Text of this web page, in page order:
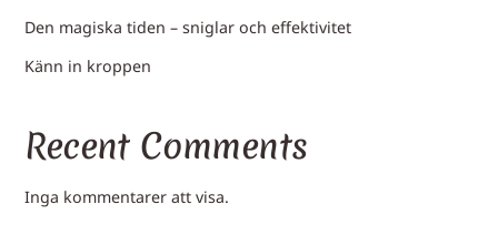
Den magiska tiden – sniglar och effektivitet
Känn in kroppen
Recent Comments
Inga kommentarer att visa.